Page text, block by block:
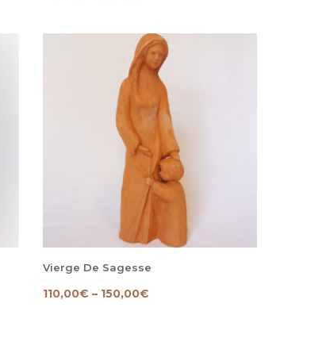
Vierge De Sagesse
110,00€ – 150,00€